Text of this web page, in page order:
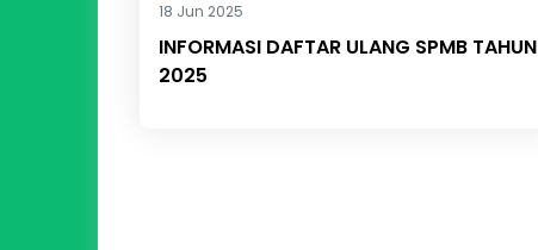
18 Jun 2025
INFORMASI DAFTAR ULANG SPMB TAHUN
2025